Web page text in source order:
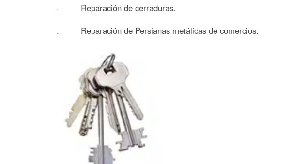
· Reparación de cerraduras.
. Reparación de Persianas metálicas de comercios.